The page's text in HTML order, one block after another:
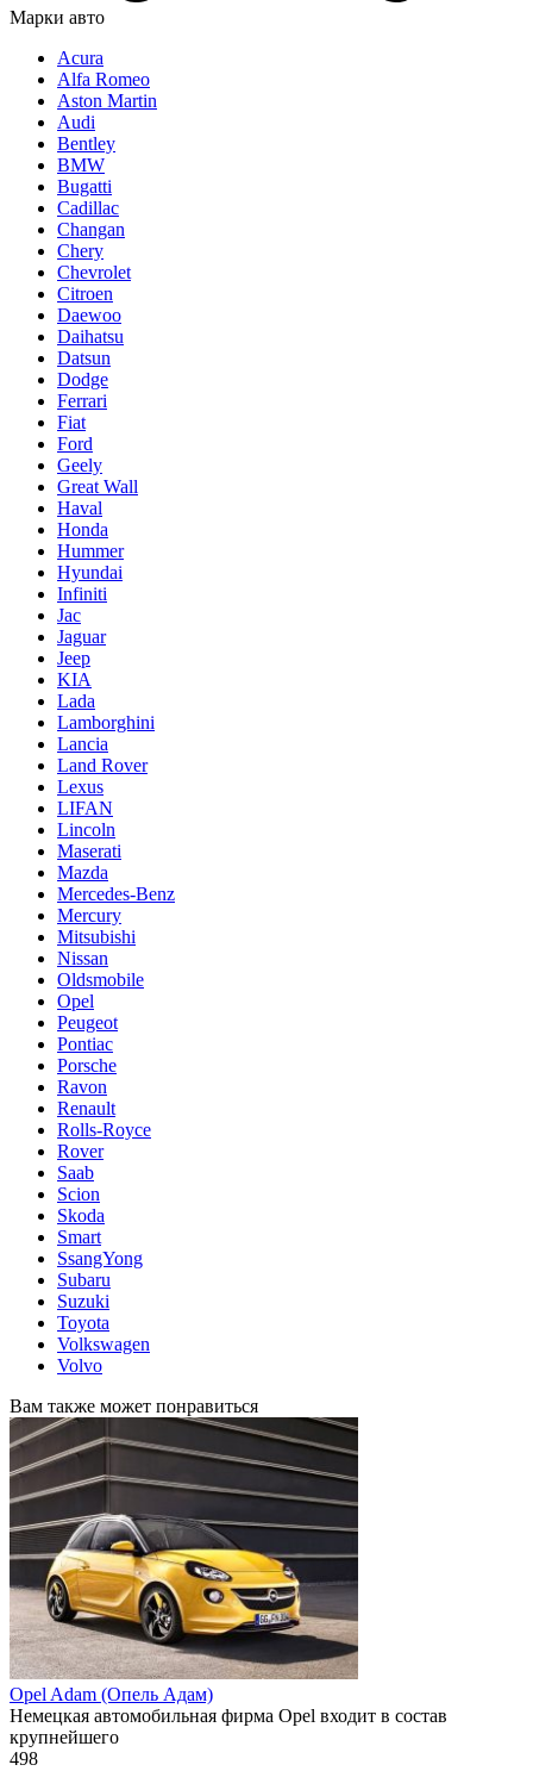
Марки авто
Acura
Alfa Romeo
Aston Martin
Audi
Bentley
BMW
Bugatti
Cadillac
Changan
Chery
Chevrolet
Citroen
Daewoo
Daihatsu
Datsun
Dodge
Ferrari
Fiat
Ford
Geely
Great Wall
Haval
Honda
Hummer
Hyundai
Infiniti
Jac
Jaguar
Jeep
KIA
Lada
Lamborghini
Lancia
Land Rover
Lexus
LIFAN
Lincoln
Maserati
Mazda
Mercedes-Benz
Mercury
Mitsubishi
Nissan
Oldsmobile
Opel
Peugeot
Pontiac
Porsche
Ravon
Renault
Rolls-Royce
Rover
Saab
Scion
Skoda
Smart
SsangYong
Subaru
Suzuki
Toyota
Volkswagen
Volvo
Вам также может понравиться
Opel Adam (Опель Адам)
Немецкая автомобильная фирма Opel входит в состав
крупнейшего
498